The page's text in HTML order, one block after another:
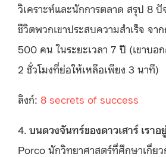
วิเคราะห์และนักการตลาด สรุป 8
ชีวิตพวกเขาประสบความสำเร็จ จ
500 คน ในระยะเวลา 7 ปี (เขาบอ
2 ชั่วโมงที่ย่อให้เหลือเพียง 3 นาที)
ลิงก์: 8 secrets of success
4. บนดวงจันทร์ของดาวเสาร์ เราอ
Porco นักวิทยาศาสตร์ที่ศึกษาเกี่ยว